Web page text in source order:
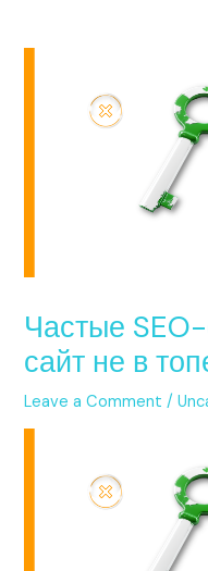
Частые
сайт не в
Leave a Comment /